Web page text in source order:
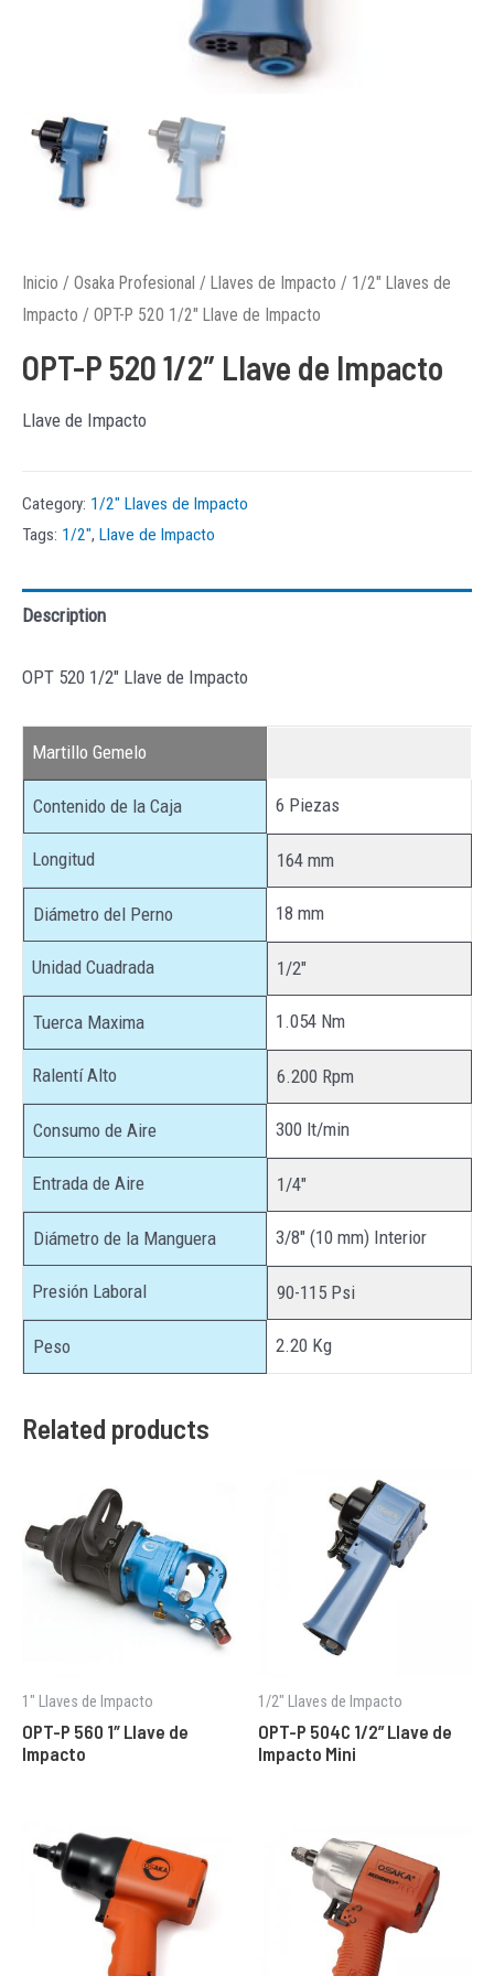
Inicio / Osaka Profesional / Llaves de Impacto / 1/2" Llaves de
Impacto / OPT-P 520 1/2″ Llave de Impacto
OPT-P 520 1/2″ Llave de Impacto
Llave de Impacto
Category: 1/2" Llaves de Impacto
Tags: 1/2", Llave de Impacto
Description
OPT 520 1/2″ Llave de Impacto
Martillo Gemelo
Contenido de la Caja 6 Piezas
Longitud 164 mm
Diámetro del Perno 18 mm
Unidad Cuadrada 1/2″
Tuerca Maxima 1.054 Nm
Ralentí Alto 6.200 Rpm
Consumo de Aire 300 lt/min
Entrada de Aire 1/4″
Diámetro de la Manguera 3/8″ (10 mm) Interior
Presión Laboral 90-115 Psi
Peso 2.20 Kg
Related products
1″ Llaves de Impacto
OPT-P 560 1″ Llave de
Impacto
1/2" Llaves de Impacto
OPT-P 504C 1/2” Llave de
Impacto Mini